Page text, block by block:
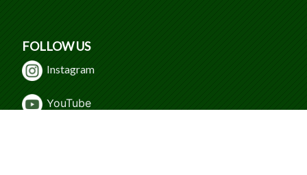
FOLLOW US
Instagram
YouTube